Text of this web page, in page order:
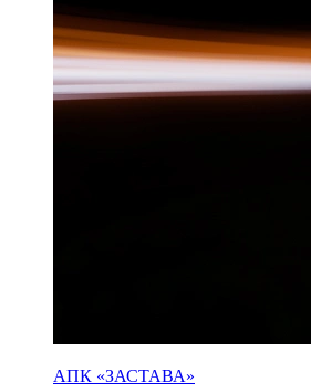
АПК «ЗАСТАВА»